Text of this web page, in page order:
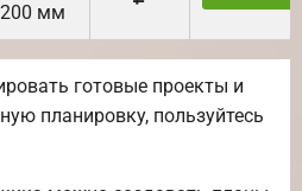
200 мм
готовые проекты и
планировку, пользуйтесь